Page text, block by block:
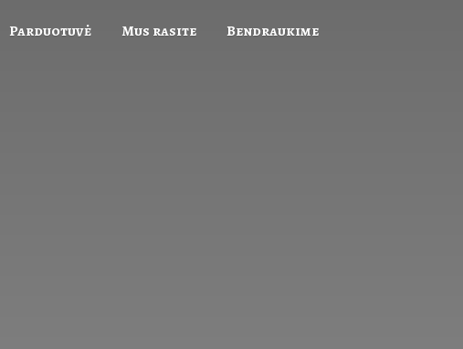
Parduotuvė Mus rasite Bendraukime